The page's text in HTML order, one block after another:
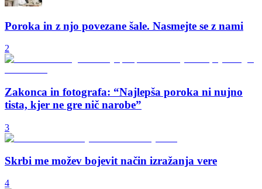
Poroka in z njo povezane šale. Nasmejte se z nami
2
Zakonca in fotografa: “Najlepša poroka ni nujno
tista, kjer ne gre nič narobe”
3
Skrbi me možev bojevit način izražanja vere
4